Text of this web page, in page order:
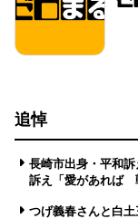
追悼
長崎市出身・平和
訴え「愛があれば
つげ義春さんと白